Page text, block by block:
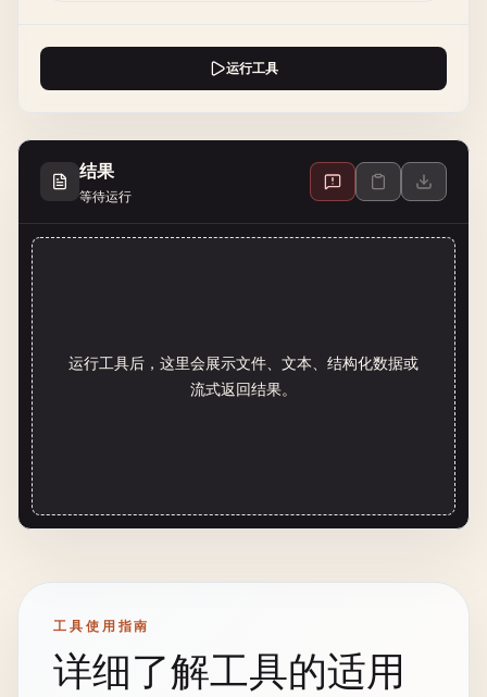
运行工具
结果
等待运行
运行工具后，这里会展示文件、文本、结构化数据或
流式返回结果。
工具使用指南
详细了解工具的适用